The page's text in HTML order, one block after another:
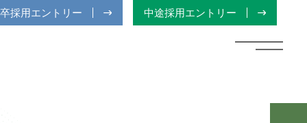
採用エントリー 中途採用エントリー